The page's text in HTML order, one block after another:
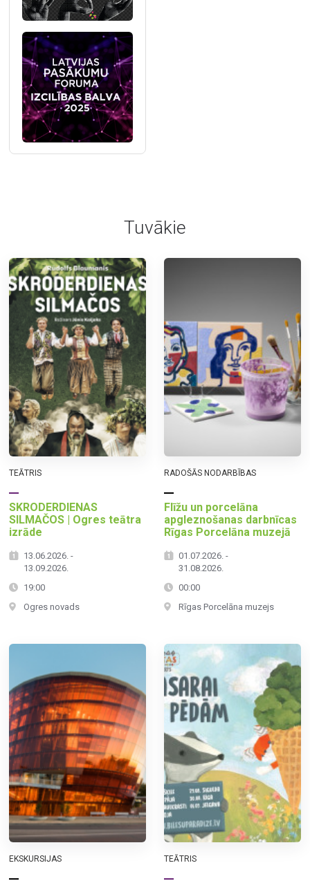
Tuvākie
TEĀTRIS
SKRODERDIENAS
SILMAČOS | Ogres teātra
izrāde
13.06.2026. -
13.09.2026.
19:00
Ogres novads
RADOŠĀS NODARBĪBAS
Flīžu un porcelāna
apgleznošanas darbnīcas
Rīgas Porcelāna muzejā
01.07.2026. -
31.08.2026.
00:00
Rīgas Porcelāna muzejs
EKSKURSIJAS TEĀTRIS